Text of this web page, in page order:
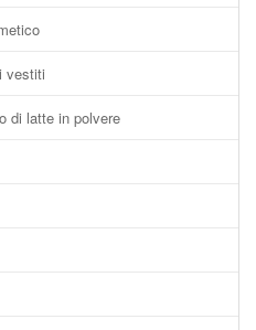
vestiti
di latte in polvere